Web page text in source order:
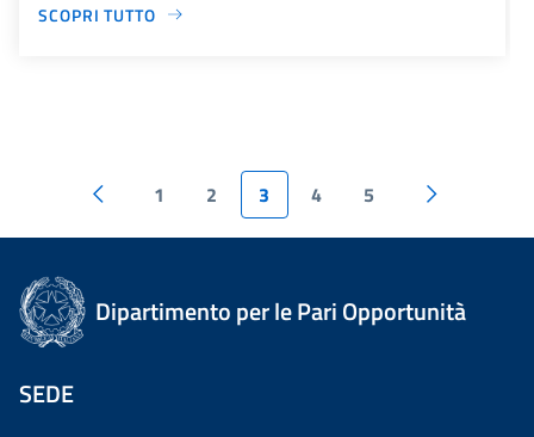
SCOPRI TUTTO
1 2 3 4 5
Dipartimento per le Pari Opportunità
SEDE